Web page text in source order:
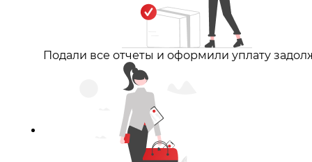
Подали все отчеты и оформили уплату